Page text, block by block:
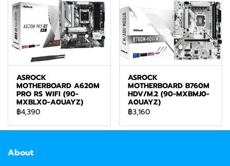
ASROCK
MOTHERBOARD A620M
PRO RS WIFI (90-
MXBLX0-A0UAYZ)
฿4,390
ASROCK
MOTHERBOARD B760M
HDV/M.2 (90-MXBMJ0-
A0UAYZ)
฿3,160
About